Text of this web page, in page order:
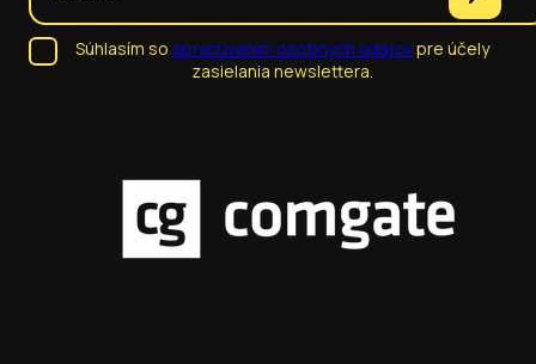
Súhlasím so spracúvaním osobných údajovpre účely
zasielania newslettera.